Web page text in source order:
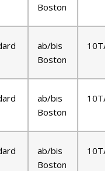
Boston
ab/bis
Boston
10T/
ab/bis
Boston
10T/
ab/bis
Boston
10T/